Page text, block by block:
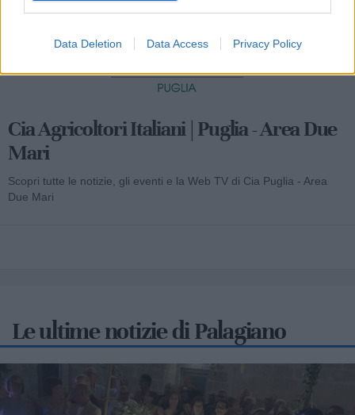
Data Deletion Data Access Privacy Policy
Cia Agricoltori Italiani | Puglia - Area Due
Mari
Scopri tutte le notizie, gli eventi e la Web TV di Cia Puglia - Area
Due Mari
Le ultime notizie di Palagiano